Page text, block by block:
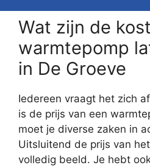
Wat zijn de
warmtepomp
in De Groeve
Iedereen vraagt het zich
is de prijs van een
moet je diverse zaken in
Uitsluitend de prijs van
volledig beeld. Je hebt